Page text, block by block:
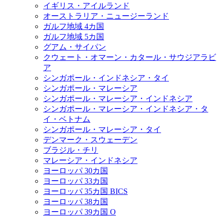
イギリス・アイルランド
オーストラリア・ニュージーランド
ガルフ地域 4カ国
ガルフ地域 5カ国
グアム・サイパン
クウェート・オマーン・カタール・サウジアラビ
ア
シンガポール・インドネシア・タイ
シンガポール・マレーシア
シンガポール・マレーシア・インドネシア
シンガポール・マレーシア・インドネシア・タ
イ・ベトナム
シンガポール・マレーシア・タイ
デンマーク・スウェーデン
ブラジル・チリ
マレーシア・インドネシア
ヨーロッパ 30カ国
ヨーロッパ 33カ国
ヨーロッパ 35カ国 BICS
ヨーロッパ 38カ国
ヨーロッパ 39カ国 O